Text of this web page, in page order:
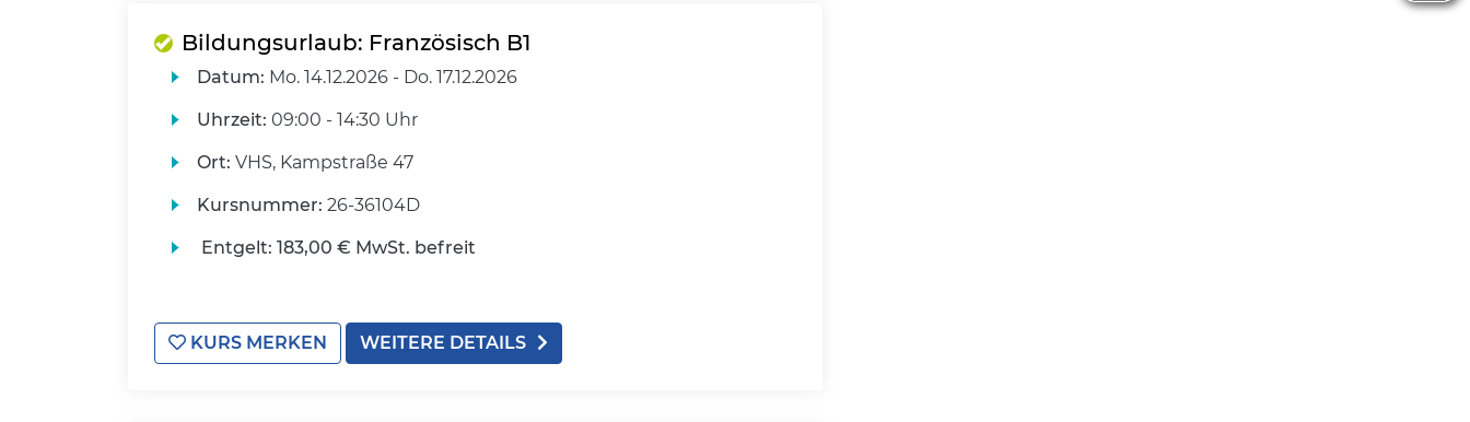
Bildungsurlaub: Französisch B1
Datum: Mo. 14.12.2026 - Do. 17.12.2026
Uhrzeit: 09:00 - 14:30 Uhr
Ort: VHS, Kampstraße 47
Kursnummer: 26-36104D
Entgelt: 183,00 € MwSt. befreit
KURS MERKEN WEITERE DETAILS